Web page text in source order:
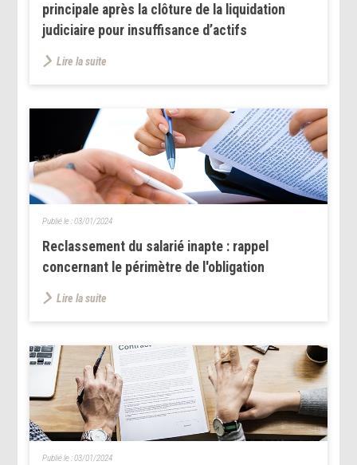
principale après la clôture de la liquidation
judiciaire pour insuffisance d’actifs
Lire la suite
Reclassement du salarié inapte : rappel
concernant le périmètre de l'obligation
Publié le :03/01/2024
Lire la suite
Publié le :03/01/2024